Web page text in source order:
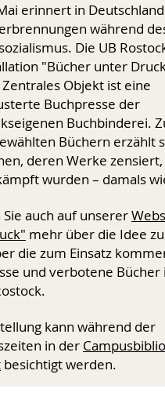
erinnert in
während
Die UB
"Bücher unter
Zentrales Objekt ist eine
Buchpresse der
Buchbinderei.
Büchern erzählt
deren Werke
wurden – damals
auch auf unserer
mehr über die Idee
die zum Einsatz
und verbotene Bücher
kann während der
in der
besichtigt werden.